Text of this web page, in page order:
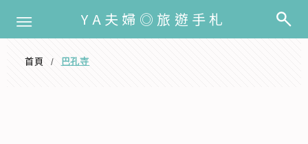
YA夫婦◎旅遊手札
首頁 / 巴孔寺